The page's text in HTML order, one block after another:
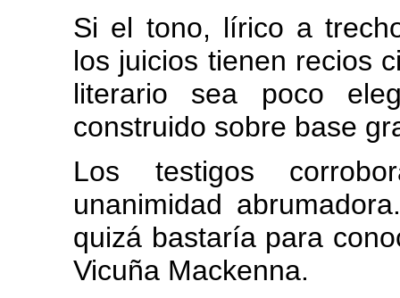
Si el tono, lírico a
los juicios tienen recios
literario sea poco
construido sobre base
Los testigos
unanimidad
quizá bastaría para
Vicuña Mackenna.